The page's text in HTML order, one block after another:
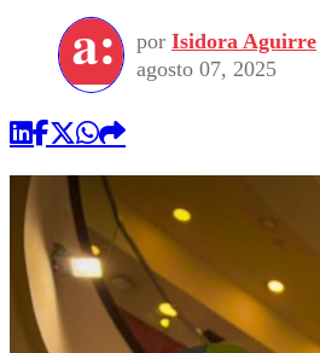
por Isidora Aguirre
agosto 07, 2025